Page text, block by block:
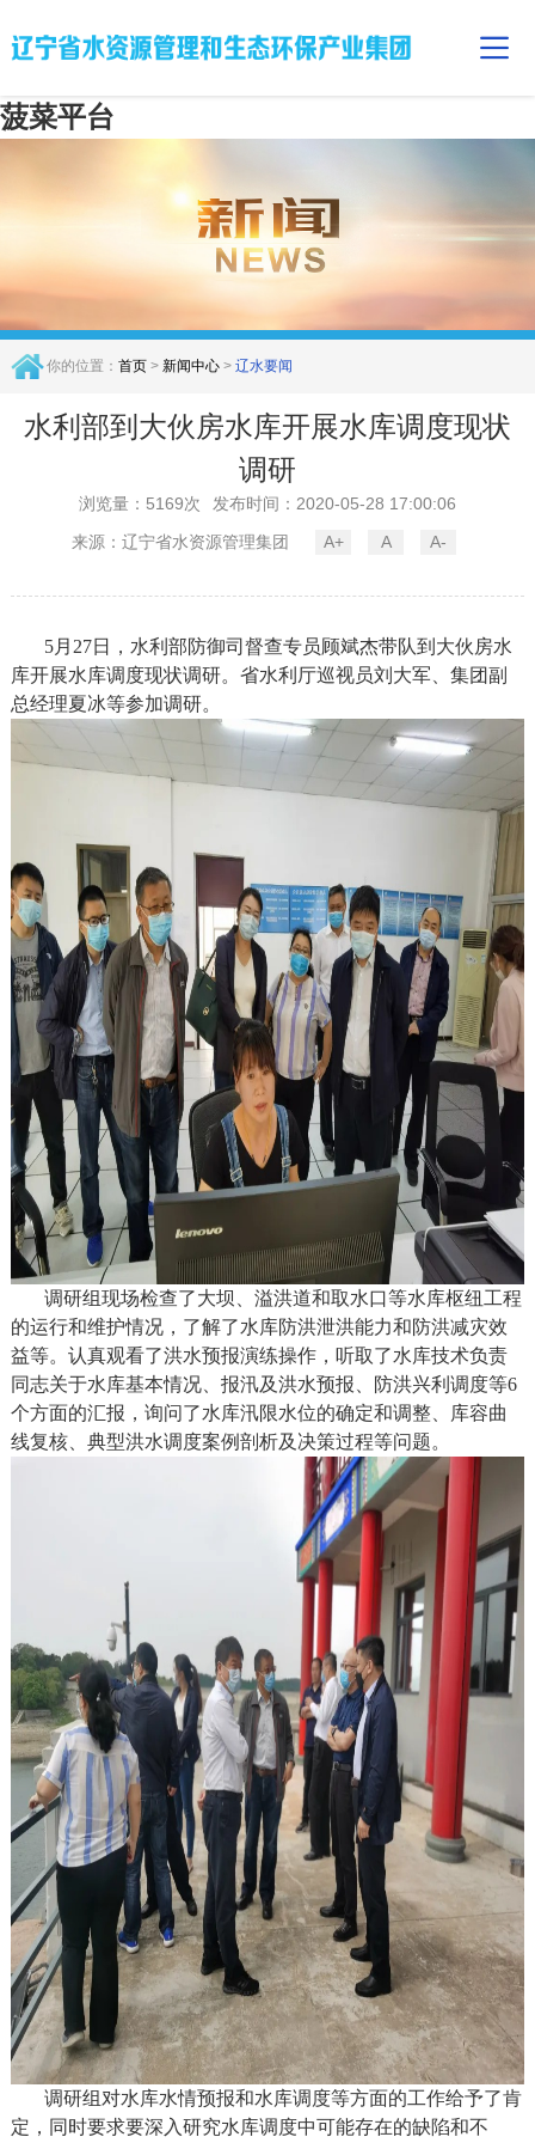
菠菜平台
你的位置： 首页> 新闻中心> 辽水要闻
水利部到大伙房水库开展水库调度现状
调研
浏览量：5169次
发布时间：2020-05-28 17:00:06
来源：辽宁省水资源管理集团
A+ A A-
5月27日，水利部防御司督查专员顾斌杰带队到大伙房水
库开展水库调度现状调研。省水利厅巡视员刘大军、集团副
总经理夏冰等参加调研。
调研组现场检查了大坝、溢洪道和取水口等水库枢纽工程
的运行和维护情况，了解了水库防洪泄洪能力和防洪减灾效
益等。认真观看了洪水预报演练操作，听取了水库技术负责
同志关于水库基本情况、报汛及洪水预报、防洪兴利调度等6
个方面的汇报，询问了水库汛限水位的确定和调整、库容曲
线复核、典型洪水调度案例剖析及决策过程等问题。
调研组对水库水情预报和水库调度等方面的工作给予了肯
定，同时要求要深入研究水库调度中可能存在的缺陷和不